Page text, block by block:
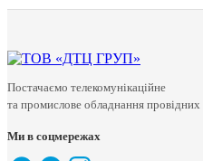
Постачаємо телекомунікаційне
та промислове обладнання провідних
Ми в соцмережах